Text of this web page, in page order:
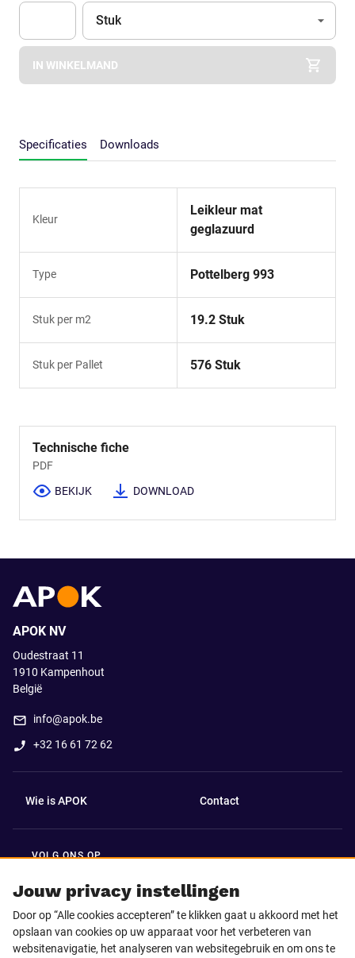
Apok.Product.Detail.AddToCart.Quantity (Optioneel)
Eenheid
Stuk
IN WINKELMAND
Specificaties Downloads
Kleur
Leikleur mat
geglazuurd
Type Pottelberg 993
Stuk per m2 19.2 Stuk
Stuk per Pallet 576 Stuk
Technische fiche
PDF
BEKIJK DOWNLOAD
Jouw privacy instellingen
Door op “Alle cookies accepteren” te klikken gaat u akkoord met het
opslaan van cookies op uw apparaat voor het verbeteren van
websitenavigatie, het analyseren van websitegebruik en om ons te
APOK NV
Oudestraat 11
1910 Kampenhout
België
info@apok.be
+32 16 61 72 62
Wie is APOK Contact
VOLG ONS OP
Facebook LinkedIn
Instagram TikTok